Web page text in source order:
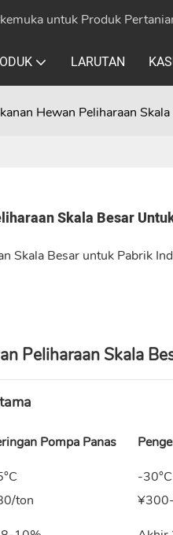
untuk Produk
LARUTAN
Hewan Peliharaan
Skala Besar
Skala Besar untuk Pabrik
Peliharaan Skala
Pompa Panas
-
ton